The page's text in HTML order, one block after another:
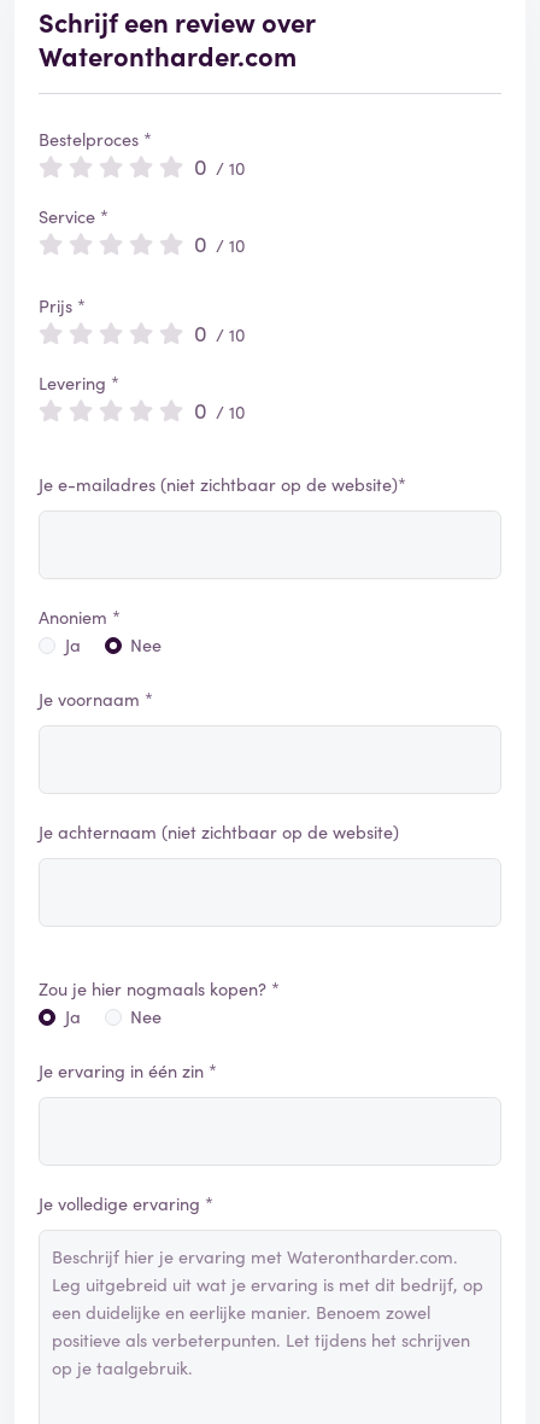
Schrijf een review over
Waterontharder.com
Bestelproces *
0 / 10
Service *
0 / 10
Prijs *
0 / 10
Levering *
0 / 10
Je e-mailadres (niet zichtbaar op de website)*
Anoniem *
Ja
Nee
Je voornaam *
Je achternaam (niet zichtbaar op de website)
Zou je hier nogmaals kopen? *
Ja
Nee
Je ervaring in één zin *
Je volledige ervaring *